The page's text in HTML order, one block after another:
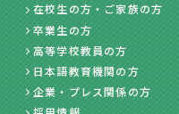
在校生の方・ご家族の方
卒業生の方
高等学校教員の方
日本語教育機関の方
企業・プレス関係の方